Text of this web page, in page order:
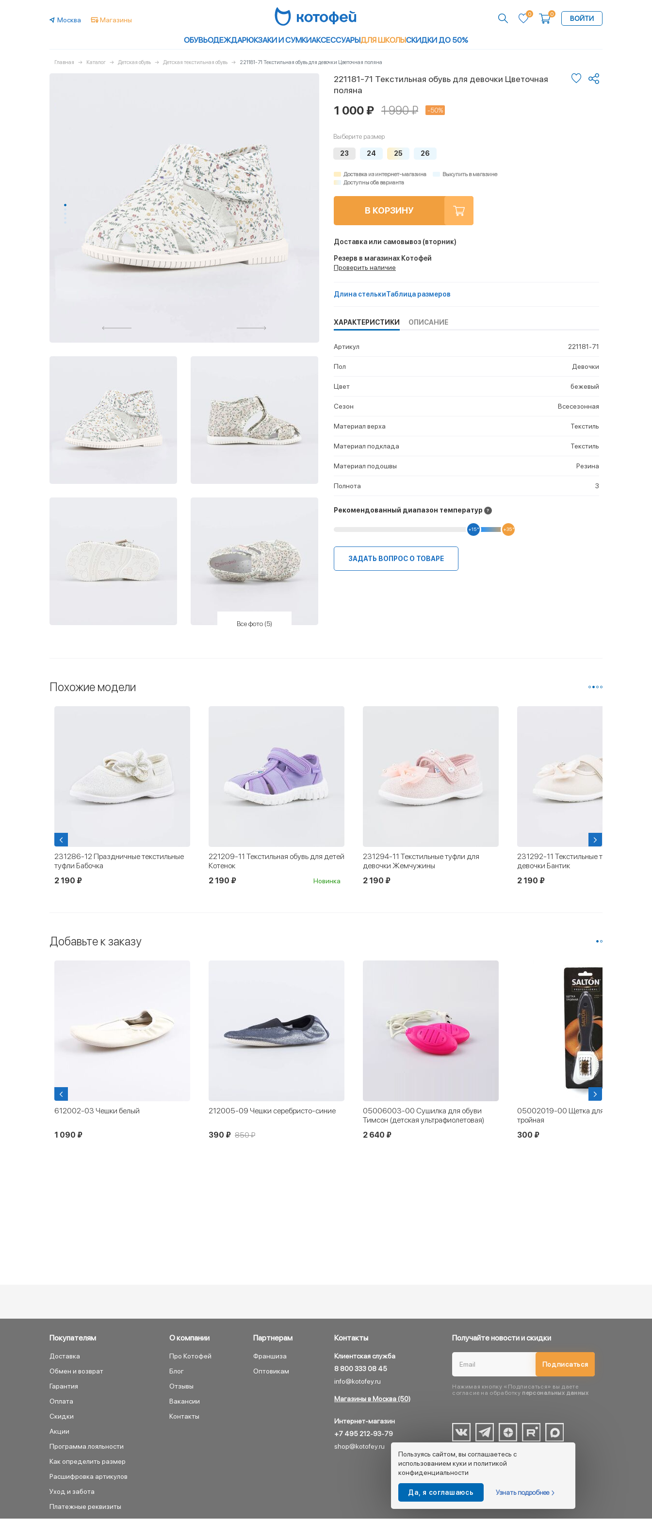
Москва Магазины
0 0
ВОЙТИ
ОБУВЬОДЕЖДАРЮКЗАКИ И СУМКИАКСЕССУАРЫДЛЯ ШКОЛЫСКИДКИ ДО 50%
Главная Каталог Детская обувь Детская текстильная обувь 221181-71 Текстильная обувь для девочки Цветочная поляна
Все фото (5)
221181-71 Текстильная обувь для девочки Цветочная
поляна
1 000 ₽ 1 990 ₽ -50%
Выберите размер
23 24 25 26
Доставка из интернет-магазина
Выкупить в магазине
Доступны оба варианта
В КОРЗИНУ
Доставка или самовывоз (вторник)
Резерв в магазинах Котофей
Проверить наличие
Длина стелькиТаблица размеров
ХАРАКТЕРИСТИКИ ОПИСАНИЕ
Артикул 221181-71
Пол Девочки
Цвет бежевый
Сезон Всесезонная
Материал верха Текстиль
Материал подклада Текстиль
Материал подошвы Резина
Полнота 3
Рекомендованный диапазон температур
+15 ° +35 °
ЗАДАТЬ ВОПРОС О ТОВАРЕ
Похожие модели
231286-12 Праздничные текстильные
туфли Бабочка
2 190 ₽
221209-11 Текстильная обувь для детей
Котенок
2 190 ₽
Новинка
231294-11 Текстильные туфли для
девочки Жемчужины
2 190 ₽
231292-11 Текстильные туфли для
девочки Бантик
2 190 ₽
Добавьте к заказу
612002-03 Чешки белый
1 090 ₽
212005-09 Чешки серебристо-синие
390 ₽ 850 ₽
05006003-00 Сушилка для обуви
Тимсон (детская ультрафиолетовая)
2 640 ₽
05002019-00 Щетка для обуви
тройная
300 ₽
Покупателям
Доставка
Обмен и возврат
Гарантия
Оплата
Скидки
Акции
Программа лояльности
Как определить размер
Расшифровка артикулов
Уход и забота
Платежные реквизиты
О компании
Про Котофей
Блог
Отзывы
Вакансии
Контакты
Партнерам
Франшиза
Оптовикам
Контакты
Клиентская служба
8 800 333 08 45
info@kotofey.ru
Магазины в Москва (50)
Интернет-магазин
+7 495 212-93-79
shop@kotofey.ru
Получайте новости и скидки
Подписаться
Нажимая кнопку «Подписаться» вы даете
согласие на обработку персональных данных
Пользуясь сайтом, вы соглашаетесь с
использованием куки и политикой
конфиденциальности
Да, я соглашаюсь Узнать подробнее